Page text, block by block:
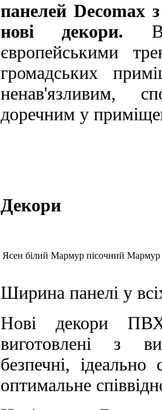
панелей Decomax
нові декори.
європейськими
громадських
ненав'язливим,
доречним у
Декори
Ясен білий Мармур пісочний Мармур
Ширина панелі у
Нові декори
виготовлені з
безпечні,
оптимальне